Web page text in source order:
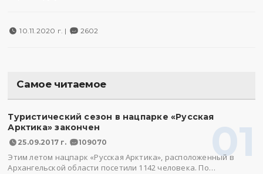
10.11.2020 г. | 2602
Самое читаемое
01
Туристический сезон в нацпарке «Русская
Арктика» закончен
25.09.2017 г. 109070
Этим летом нацпарк «Русская Арктика», расположенный в
Архангельской области посетили 1142 человека. По…